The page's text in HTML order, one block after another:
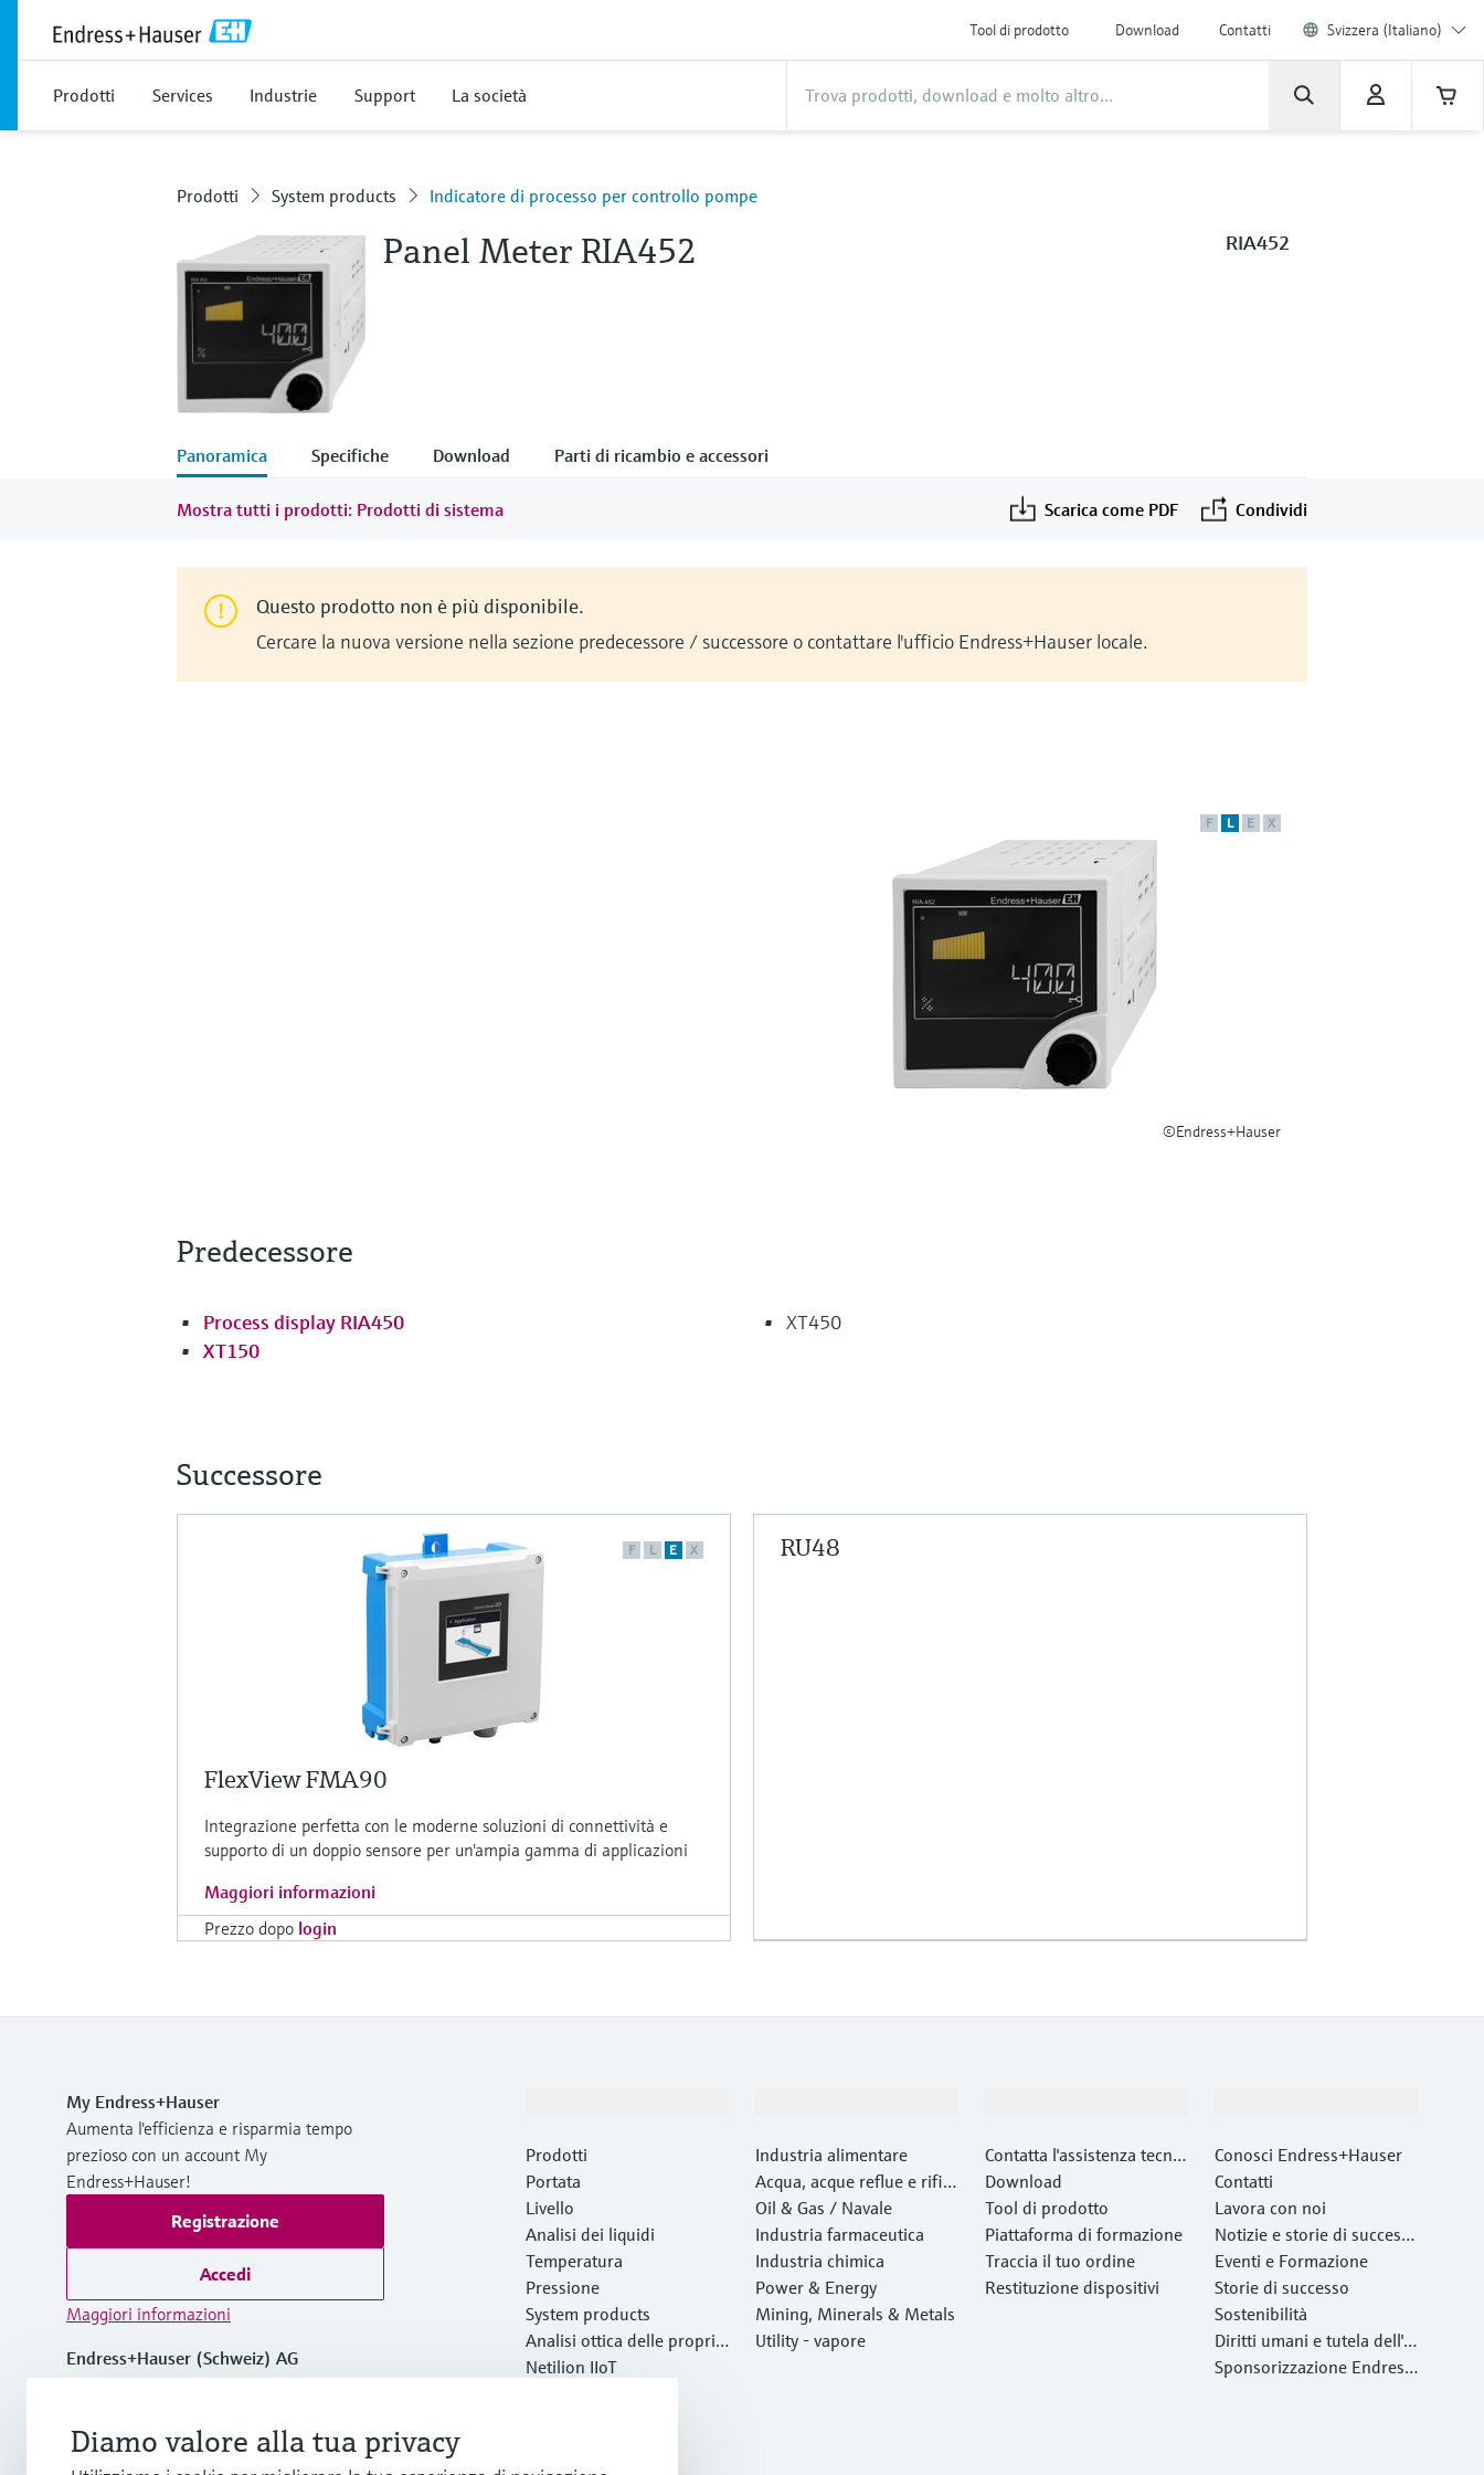
Tool di prodotto Download Contatti Svizzera (Italiano)
Prodotti Services Industrie Support La società
Prodotti System products Indicatore di processo per controllo pompe
Panel Meter RIA452 RIA452
Panoramica Specifiche Download Parti di ricambio e accessori
Mostra tutti i prodotti: Prodotti di sistema Scarica come PDF Condividi
Questo prodotto non è più disponibile.
Cercare la nuova versione nella sezione predecessore / successore o contattare l'ufficio Endress+Hauser locale.
F L E X
©Endress+Hauser
Predecessore
Process display RIA450
XT150
XT450
Successore
F L E X
FlexView FMA90
Integrazione perfetta con le moderne soluzioni di connettività e
supporto di un doppio sensore per un'ampia gamma di applicazioni
Maggiori informazioni
Prezzo dopo login
RU48
My Endress+Hauser
Aumenta l'efficienza e risparmia tempo
prezioso con un account My
Endress+Hauser!
Registrazione
Accedi
Maggiori informazioni
Endress+Hauser (Schweiz) AG
Svizzera
+41 61 715 7575
Prodotti
Portata
Livello
Analisi dei liquidi
Temperatura
Pressione
System products
Analisi ottica delle proprie
tà chimiche
Netilion IIoT
Industria alimentare
Acqua, acque reflue e rifiut
iOil & Gas / Navale
Industria farmaceutica
Industria chimica
Power & Energy
Mining, Minerals & Metals
Utility - vapore
Contatta l'assistenza tecnic
a
Download
Tool di prodotto
Piattaforma di formazione
Traccia il tuo ordine
Restituzione dispositivi
Conosci Endress+Hauser
Contatti
Lavora con noi
Notizie e storie di success
o
Eventi e Formazione
Storie di successo
Sostenibilità
Diritti umani e tutela dell'a
mbiente
Sponsorizzazione Endress
Diamo valore alla tua privacy